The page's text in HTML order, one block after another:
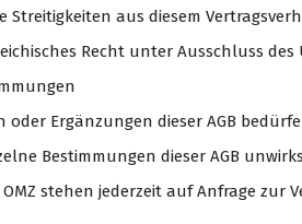
Streitigkeiten aus diesem
Recht unter Ausschluss des
oder Ergänzungen dieser AGB
Bestimmungen dieser AGB
OMZ stehen jederzeit auf Anfrage zur